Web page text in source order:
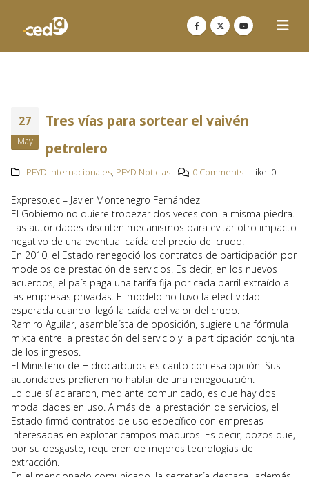
27
May
Tres vías para sortear el vaivén
petrolero
PFYD Internacionales, PFYD Noticias 0 Comments Like: 0
Expreso.ec – Javier Montenegro Fernández
El Gobierno no quiere tropezar dos veces con la misma piedra.
Las autoridades discuten mecanismos para evitar otro impacto
negativo de una eventual caída del precio del crudo.
En 2010, el Estado renegoció los contratos de participación por
modelos de prestación de servicios. Es decir, en los nuevos
acuerdos, el país paga una tarifa fija por cada barril extraído a
las empresas privadas. El modelo no tuvo la efectividad
esperada cuando llegó la caída del valor del crudo.
Ramiro Aguilar, asambleísta de oposición, sugiere una fórmula
mixta entre la prestación del servicio y la participación conjunta
de los ingresos.
El Ministerio de Hidrocarburos es cauto con esa opción. Sus
autoridades prefieren no hablar de una renegociación.
Lo que sí aclararon, mediante comunicado, es que hay dos
modalidades en uso. A más de la prestación de servicios, el
Estado firmó contratos de uso específico con empresas
interesadas en explotar campos maduros. Es decir, pozos que,
por su desgaste, requieren de mejores tecnologías de
extracción.